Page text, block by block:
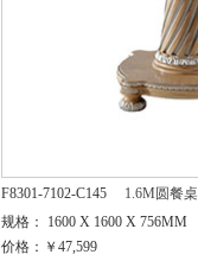
F8301-7102-C145
1.6M圆餐桌
规格： 1600 X 1600 X 756MM
价格：￥47,599